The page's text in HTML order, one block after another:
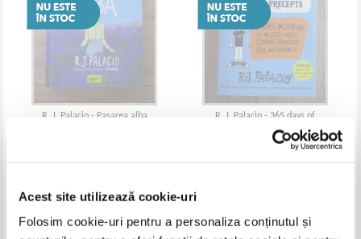
Acest site utilizează cookie-uri
Folosim cookie-uri pentru a personaliza conținutul și
R. J. Palacio - Pasarea alba
R. J. Palacio - 365 days of
wonder. Mr. Browne's precepts